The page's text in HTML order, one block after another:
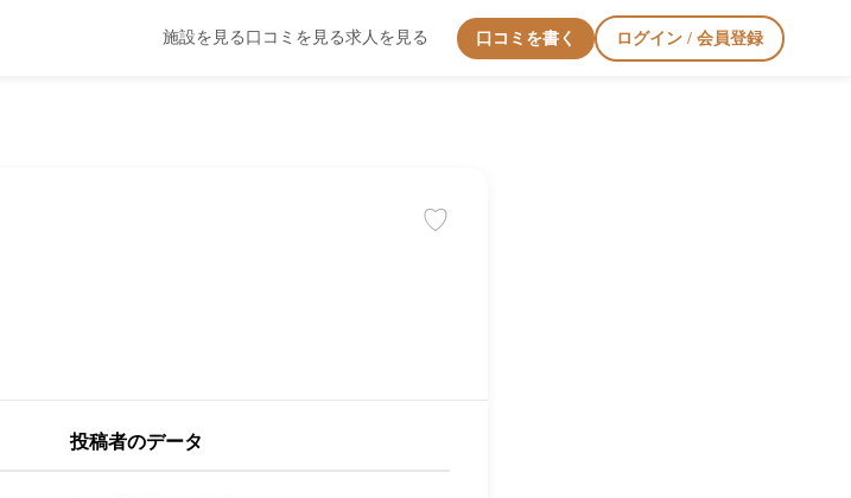
施設を見る 口コミを見る求人を見る 口コミを書く ログイン / 会員登録
♡
投稿者のデータ